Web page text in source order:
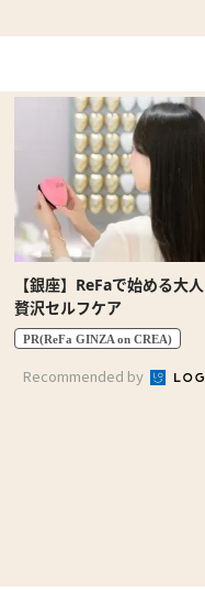
【銀座】ReFaで始める大
贅沢セルフケア
PR(ReFa GINZA on CREA)
Recommended by